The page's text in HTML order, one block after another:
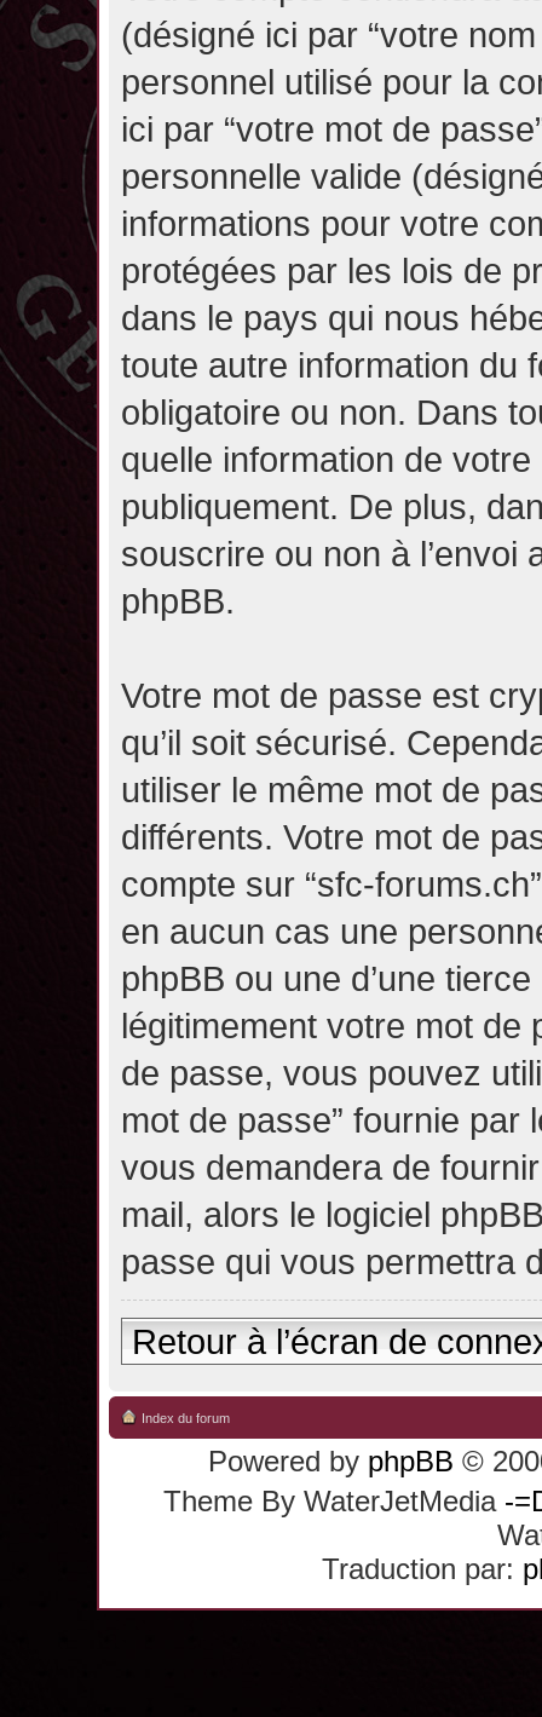
(désigné ici par “votre
personnel utilisé pour la
ici par “votre mot de
personnelle valide
informations pour votre
protégées par les lois de
dans le pays qui nous
toute autre information du
obligatoire ou non. Dans
quelle information de
publiquement. De plus,
souscrire ou non à l’envoi
phpBB.
Votre mot de passe est
qu’il soit sécurisé.
utiliser le même mot de
différents. Votre mot de
compte sur “sfc-
en aucun cas une
phpBB ou une d’une
légitimement votre mot de
de passe, vous pouvez
mot de passe” fournie par
vous demandera de
mail, alors le logiciel
passe qui vous permettra
Retour à l’écran de
Index du forum
Powered by phpBB ©
Theme By WaterJetMedia -
Traduction par: